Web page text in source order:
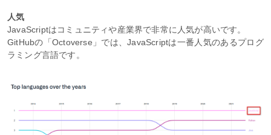
人気
JavaScriptはコミュニティや産業界で非常に人気が高いです。
GitHubの「Octoverse」では、JavaScriptは一番人気のあるプログ
ラミング言語です。